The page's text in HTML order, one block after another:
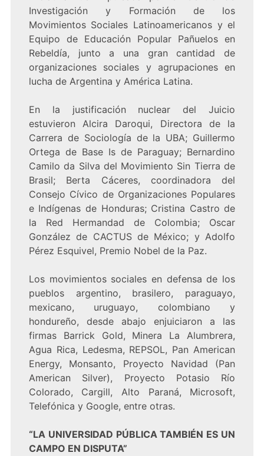
Investigación y Formación de los
Movimientos Sociales Latinoamericanos y el
Equipo de Educación Popular Pañuelos en
Rebeldía, junto a una gran cantidad de
organizaciones sociales y agrupaciones en
lucha de Argentina y América Latina.
En la justificación nuclear del Juicio
estuvieron Alcira Daroqui, Directora de la
Carrera de Sociología de la UBA; Guillermo
Ortega de Base Is de Paraguay; Bernardino
Camilo da Silva del Movimiento Sin Tierra de
Brasil; Berta Cáceres, coordinadora del
Consejo Cívico de Organizaciones Populares
e Indígenas de Honduras; Cristina Castro de
la Red Hermandad de Colombia; Oscar
González de CACTUS de México; y Adolfo
Pérez Esquivel, Premio Nobel de la Paz.
Los movimientos sociales en defensa de los
pueblos argentino, brasilero, paraguayo,
mexicano, uruguayo, colombiano y
hondureño, desde abajo enjuiciaron a las
firmas Barrick Gold, Minera La Alumbrera,
Agua Rica, Ledesma, REPSOL, Pan American
Energy, Monsanto, Proyecto Navidad (Pan
American Silver), Proyecto Potasio Río
Colorado, Cargill, Alto Paraná, Microsoft,
Telefónica y Google, entre otras.
“LA UNIVERSIDAD PÚBLICA TAMBIÉN ES UN
CAMPO EN DISPUTA”